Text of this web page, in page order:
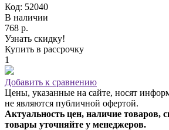
Код: 52040
В наличии
768 р.
Узнать скидку!
Купить в рассрочку
1
Добавить к сравнению
Цены, указанные на сайте, носят
не являются публичной офертой.
Актуальность цен, наличие товаров,
товары уточняйте у менеджеров.